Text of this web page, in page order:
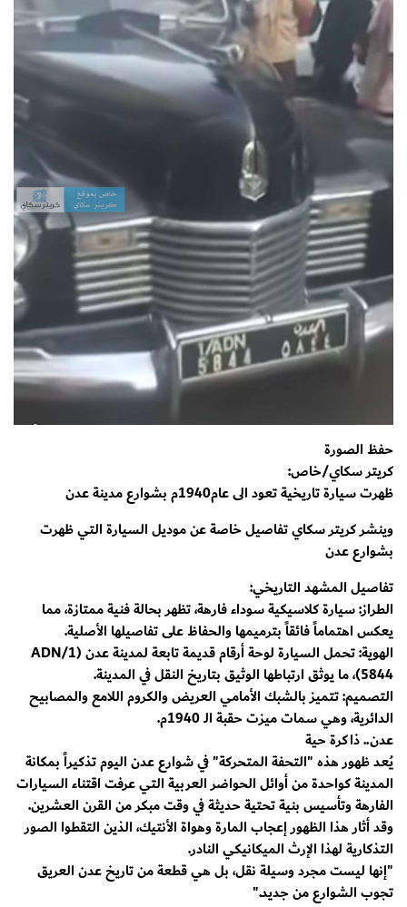
حفظ الصورة
كريتر سكاي/خاص:
ظهرت سيارة تاريخية تعود الى عام1940م بشوارع مدينة عدن
وينشر كريتر سكاي تفاصيل خاصة عن موديل السيارة التي ظهرت
بشوارع عدن
تفاصيل المشهد التاريخي:
​الطراز: سيارة كلاسيكية سوداء فارهة، تظهر بحالة فنية ممتازة، مما
يعكس اهتماماً فائقاً بترميمها والحفاظ على تفاصيلها الأصلية.
​الهوية: تحمل السيارة لوحة أرقام قديمة تابعة لمدينة عدن (1/ADN
5844)، ما يوثق ارتباطها الوثيق بتاريخ النقل في المدينة.
​التصميم: تتميز بالشبك الأمامي العريض والكروم اللامع والمصابيح
الدائرية، وهي سمات ميزت حقبة الـ 1940م.
​عدن.. ذاكرة حية
​يُعد ظهور هذه "التحفة المتحركة" في شوارع عدن اليوم تذكيراً بمكانة
المدينة كواحدة من أوائل الحواضر العربية التي عرفت اقتناء السيارات
الفارهة وتأسيس بنية تحتية حديثة في وقت مبكر من القرن العشرين.
وقد أثار هذا الظهور إعجاب المارة وهواة الأنتيك، الذين التقطوا الصور
التذكارية لهذا الإرث الميكانيكي النادر.
​"إنها ليست مجرد وسيلة نقل، بل هي قطعة من تاريخ عدن العريق
تجوب الشوارع من جديد."